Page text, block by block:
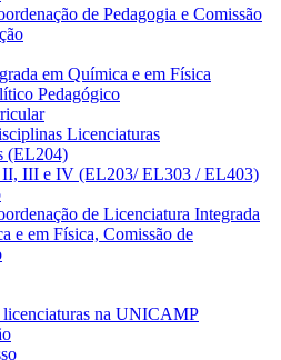
de Pedagogia e Comissão
em Química e em Física
Pedagógico
Licenciaturas
(EL204)
II, III e IV (EL203/ EL303 / EL403)
de Licenciatura Integrada
e em Física, Comissão de
licenciaturas na UNICAMP